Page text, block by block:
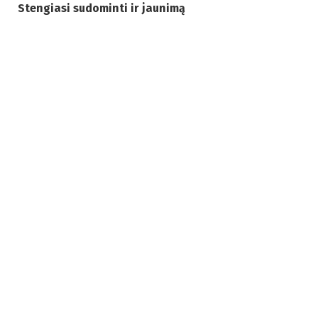
Stengiasi sudominti ir jaunimą